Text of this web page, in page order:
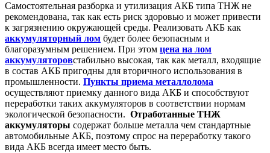
Самостоятельная разборка и утилизация АКБ типа ТНЖ не
рекомендована, так как есть риск здоровью и может привести
к загрязнению окружающей среды. Реализовать АКБ как
аккумуляторный лом будет более безопасным и
благоразумным решением. При этом цена на лом
аккумуляторовстабильно высокая, так как металл, входящие
в состав АКБ пригодны для вторичного использования в
промышленности. Пункты приема металлолома
осуществляют приемку данного вида АКБ и способствуют
переработки таких аккумуляторов в соответствии нормам
экологической безопасности. Отработанные ТНЖ
аккумуляторы содержат больше металла чем стандартные
автомобильные АКБ, поэтому спрос на переработку такого
вида АКБ всегда имеет место быть.